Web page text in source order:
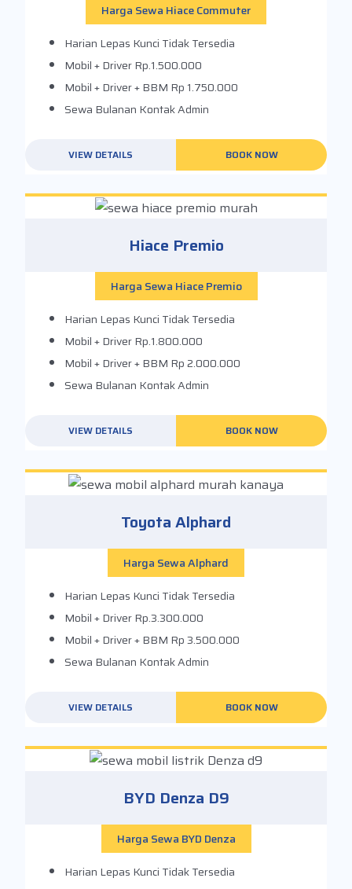
Harga Sewa Hiace Commuter
Harian Lepas Kunci Tidak Tersedia
Mobil + DriverRp.1.500.000
Mobil + Driver + BBM Rp 1.750.000
Sewa Bulanan Kontak Admin
VIEW DETAILS BOOK NOW
Hiace Premio
Harga Sewa Hiace Premio
Harian Lepas Kunci Tidak Tersedia
Mobil + DriverRp.1.800.000
Mobil + Driver + BBM Rp 2.000.000
Sewa Bulanan Kontak Admin
VIEW DETAILS BOOK NOW
Toyota Alphard
Harga Sewa Alphard
Harian Lepas Kunci Tidak Tersedia
Mobil + DriverRp.3.300.000
Mobil + Driver + BBM Rp 3.500.000
Sewa Bulanan Kontak Admin
VIEW DETAILS BOOK NOW
BYD Denza D9
Harga Sewa BYD Denza
Harian Lepas Kunci Tidak Tersedia